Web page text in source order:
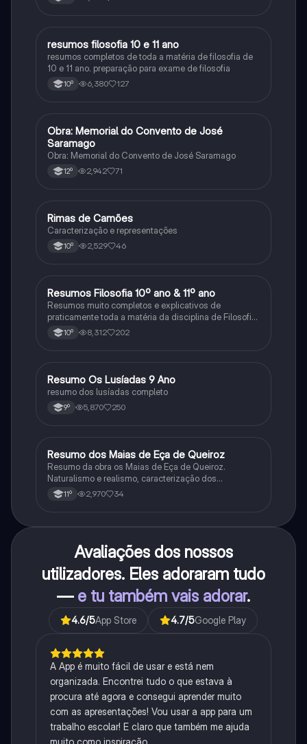
Filosofia
resumos filosofia 10 e 11 ano
resumos completos de toda a matéria de filosofia de
10 e 11 ano. preparação para exame de filosofia
10º 6,380 127
Português
Obra: Memorial do Convento de José
Saramago
Obra: Memorial do Convento de José Saramago
12º 2,942 71
Português
Rimas de Camões
Caracterização e representações
10º 2,529 46
Filosofia
Resumos Filosofia 10º ano & 11º ano
Resumos muito completos e explicativos de
praticamente toda a matéria da disciplina de Filosofia
10º 8,312 202
Português
Resumo Os Lusíadas 9 Ano
resumo dos lusíadas completo
9º 5,870 250
Português
Resumo dos Maias de Eça de Queiroz
Resumo da obra os Maias de Eça de Queiroz.
Naturalismo e realismo, caracterização dos
personagens e contexto histórico.
11º 2,970 34
Avaliações dos nossos
utilizadores. Eles adoraram tudo
— e tu também vais adorar.
4.6/5App Store 4.7/5Google Play
A App é muito fácil de usar e está nem
organizada. Encontrei tudo o que estava à
procura até agora e consegui aprender muito
com as apresentações! Vou usar a app para um
trabalho escolar! E claro que também me ajuda